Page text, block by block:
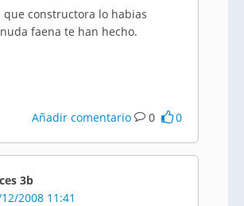
que constructora lo habias
faena te han hecho.
Añadir comentario 0 0
3b
2008 11:41